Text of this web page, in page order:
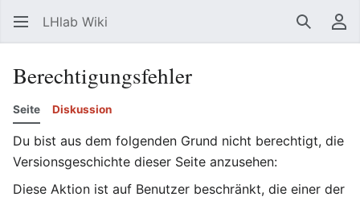
LHlab Wiki Suchen
Berechtigungsfehler
Seite Diskussion
Du bist aus dem folgenden Grund nicht berechtigt, die
Versionsgeschichte dieser Seite anzusehen:
Diese Aktion ist auf Benutzer beschränkt, die einer der